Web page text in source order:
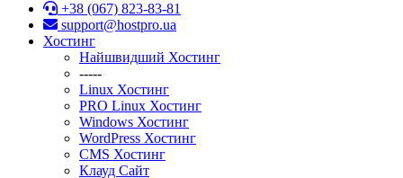
+38 (067) 823-83-81
support@hostpro.ua
Хостинг
Найшвидший Хостинг
-----
Linux Хостинг
PRO Linux Хостинг
Windows Хостинг
WordPress Хостинг
CMS Хостинг
Клауд Сайт